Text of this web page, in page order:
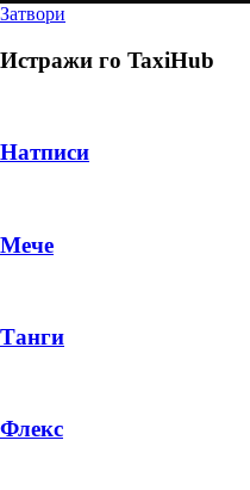
Затвори
Истражи го TaxiHub
Натписи
Мече
Танги
Флекс